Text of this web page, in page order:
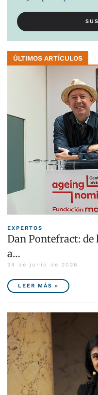
ÚLTIMOS ARTÍCULOS
EXPERTOS
Dan Pontefract: de
a…
24 de junio de 2026
LEER MÁS »